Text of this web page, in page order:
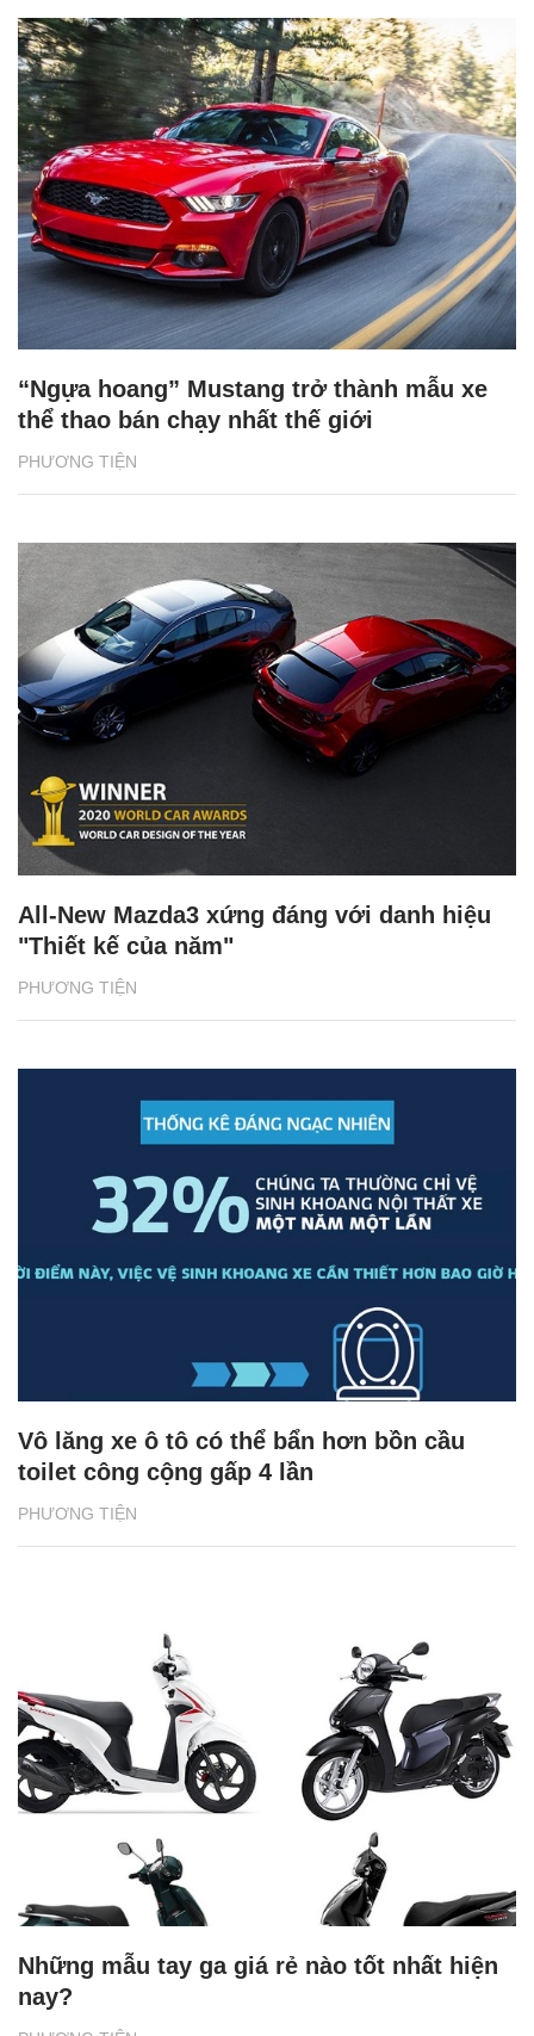
PHƯƠNG TIỆN
“Ngựa hoang” Mustang trở thành mẫu xe
thể thao bán chạy nhất thế giới
PHƯƠNG TIỆN
All-New Mazda3 xứng đáng với danh hiệu
"Thiết kế của năm"
PHƯƠNG TIỆN
Vô lăng xe ô tô có thể bẩn hơn bồn cầu
toilet công cộng gấp 4 lần
Những mẫu tay ga giá rẻ nào tốt nhất hiện
nay?